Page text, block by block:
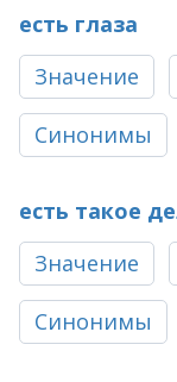
есть глаза
Значение
Синонимы
есть такое
Значение
Синонимы